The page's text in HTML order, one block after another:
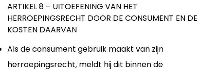
ARTIKEL 8 – UITOEFENING VAN HET
HERROEPINGSRECHT DOOR DE CONSUMENT EN DE
KOSTEN DAARVAN
Als de consument gebruik maakt van zijn
herroepingsrecht, meldt hij dit binnen de